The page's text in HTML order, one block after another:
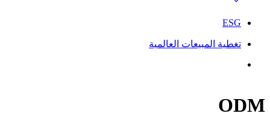
ESG
تغطية المبيعات العالمية
ODM